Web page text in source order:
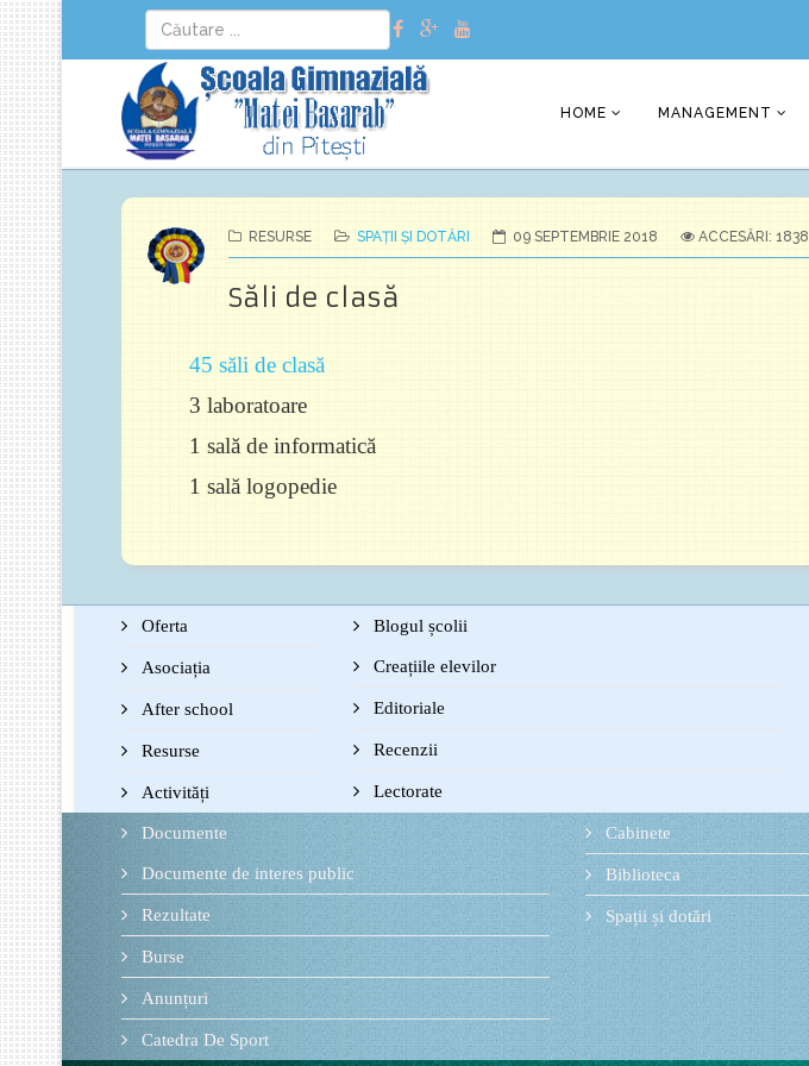
HOME MANAGEMENT
RESURSE SPAȚII ȘI DOTĂRI 09 SEPTEMBRIE 2018 ACCESĂRI: 1838
Săli de clasă
45 săli de clasă
3 laboratoare
1 sală de informatică
1 sală logopedie
Oferta
Asociația
After school
Resurse
Activități
Blogul școlii
Creațiile elevilor
Editoriale
Recenzii
Lectorate
Documente
Documente de interes public
Rezultate
Burse
Anunțuri
Catedra De Sport
Cabinete
Biblioteca
Spații și dotări